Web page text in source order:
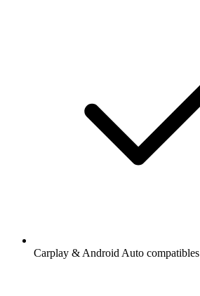
Carplay & Android Auto compatibles